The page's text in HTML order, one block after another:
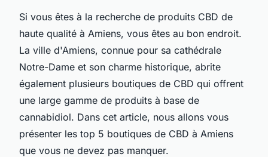
Si vous êtes à la recherche de produits CBD de
haute qualité à Amiens, vous êtes au bon endroit.
La ville d'Amiens, connue pour sa cathédrale
Notre-Dame et son charme historique, abrite
également plusieurs boutiques de CBD qui offrent
une large gamme de produits à base de
cannabidiol. Dans cet article, nous allons vous
présenter les top 5 boutiques de CBD à Amiens
que vous ne devez pas manquer.